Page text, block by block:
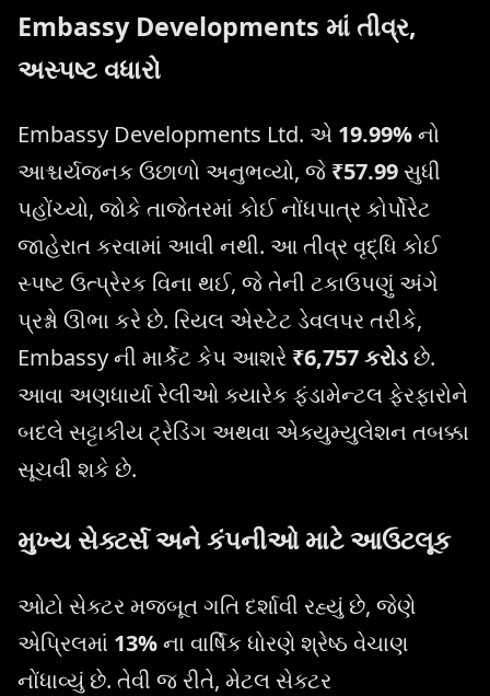
Embassy Developments માં તીવ્ર,
અસ્પષ્ટ વધારો
Embassy Developments Ltd. એ 19.99%નો
આશ્ચર્યજનક ઉછાળો અનુભવ્યો, જે ₹57.99સુધી
પહોંચ્યો, જોકે તાજેતરમાં કોઈ નોંધપાત્ર કોર્પોરેટ
જાહેરાત કરવામાં આવી નથી. આ તીવ્ર વૃદ્ધિ કોઈ
સ્પષ્ટ ઉત્પ્રેરક વિના થઈ, જે તેની ટકાઉપણું અંગે
પ્રશ્નો ઊભા કરે છે. રિયલ એસ્ટેટ ડેવલપર તરીકે,
Embassy ની માર્કેટ કેપ આશરે ₹6,757 કરોડછે.
આવા અણધાર્યા રેલીઓ ક્યારેક ફંડામેન્ટલ ફેરફારોને
બદલે સટ્ટાકીય ટ્રેડિંગ અથવા એક્યુમ્યુલેશન તબક્કા
સૂચવી શકે છે.
મુખ્ય સેક્ટર્સ અને કંપનીઓ માટે આઉટલૂક
ઓટો સેક્ટર મજબૂત ગતિ દર્શાવી રહ્યું છે, જેણે
એપ્રિલમાં 13%ના વાર્ષિક ધોરણે શ્રેષ્ઠ વેચાણ
નોંધાવ્યું છે. તેવી જ રીતે, મેટલ સેક્ટર